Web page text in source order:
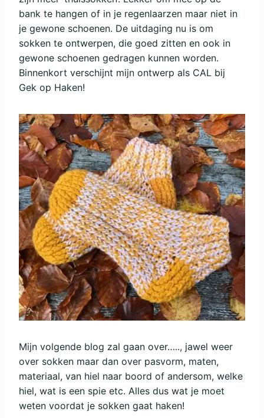
bank te hangen of in je regenlaarzen maar niet in
je gewone schoenen. De uitdaging nu is om
sokken te ontwerpen, die goed zitten en ook in
gewone schoenen gedragen kunnen worden.
Binnenkort verschijnt mijn ontwerp als CAL bij
Gek op Haken!
Mijn volgende blog zal gaan over….., jawel weer
over sokken maar dan over pasvorm, maten,
materiaal, van hiel naar boord of andersom, welke
hiel, wat is een spie etc. Alles dus wat je moet
weten voordat je sokken gaat haken!